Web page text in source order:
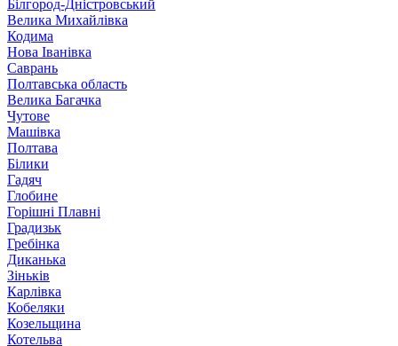
Білгород-Дністровський
Велика Михайлівка
Кодима
Нова Іванівка
Саврань
Полтавська область
Велика Багачка
Чутове
Машівка
Полтава
Білики
Гадяч
Глобине
Горішні Плавні
Градизьк
Гребінка
Диканька
Зіньків
Карлівка
Кобеляки
Козельщина
Котельва